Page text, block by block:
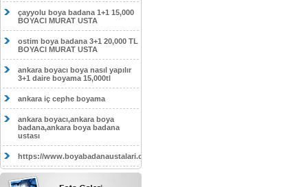
SOKULLU DAİRE BOYAMA 1000TL
EV,İŞYERİ BOYA BADANA USTASI
0554 184 41 66
çayyolu boya badana 1+1 15,000
BOYACI MURAT USTA
ostim boya badana 3+1 20,000 TL
BOYACI MURAT USTA
ankara boyacı boya nasıl yapılır
3+1 daire boyama 15,000tl
ankara iç cephe boyama
ankara boyacı,ankara boya
badana,ankara boya badana
ustası
https://www.boyabadanaustalari.com/